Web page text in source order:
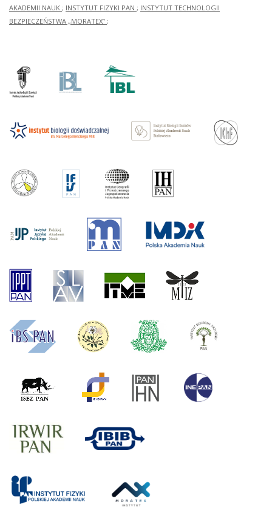
AKADEMII NAUK ; INSTYTUT FIZYKI PAN ; INSTYTUT TECHNOLOGII
BEZPIECZEŃSTWA „MORATEX” ;